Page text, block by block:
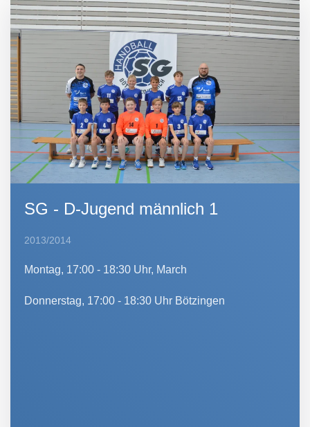
SG - D-Jugend männlich 1
2013/2014
Montag, 17:00 - 18:30 Uhr, March
Donnerstag, 17:00 - 18:30 Uhr Bötzingen